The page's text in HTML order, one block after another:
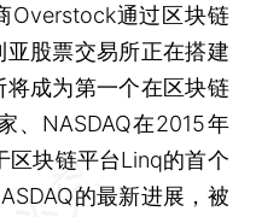
Overstock通过区块链
股票交易所正在搭建
成为第一个在区块链
、NASDAQ在2015年
区块链平台Linq的首个
的最新进展，被